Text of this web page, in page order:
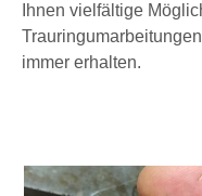
Ihnen vielfältige
immer erhalten.